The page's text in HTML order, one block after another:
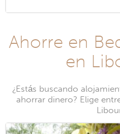
Ahorre en
en
¿Estás buscando
ahorrar dinero? Elige